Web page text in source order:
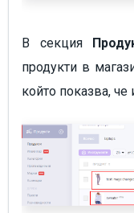
В секция
продукти в
който показва, че